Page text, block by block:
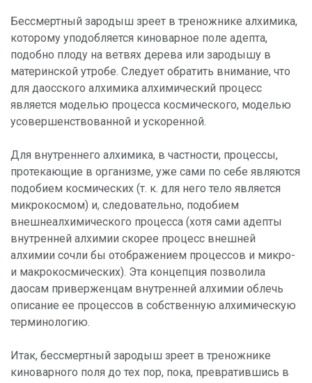
Бессмертный зародыш зреет в треножнике алхимика,
которому уподобляется киноварное поле адепта,
подобно плоду на ветвях дерева или зародышу в
материнской утробе. Следует обратить внимание, что
для даосского алхимика алхимический процесс
является моделью процесса космического, моделью
усовершенствованной и ускоренной.
Для внутреннего алхимика, в частности, процессы,
протекающие в организме, уже сами по себе являются
подобием космических (т. к. для него тело является
микрокосмом) и, следовательно, подобием
внешнеалхимического процесса (хотя сами адепты
внутренней алхимии скорее процесс внешней
алхимии сочли бы отображением процессов и микро-
и макрокосмических). Эта концепция позволила
даосам приверженцам внутренней алхимии облечь
описание ее процессов в собственную алхимическую
терминологию.
Итак, бессмертный зародыш зреет в треножнике
киноварного поля до тех пор, пока, превратившись в